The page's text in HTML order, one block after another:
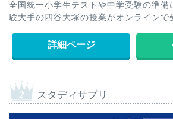
全国統一小学生テストや中学受験の準備
験大手の四谷大塚の授業がオンラインで
詳細ページ
スタディサプリ